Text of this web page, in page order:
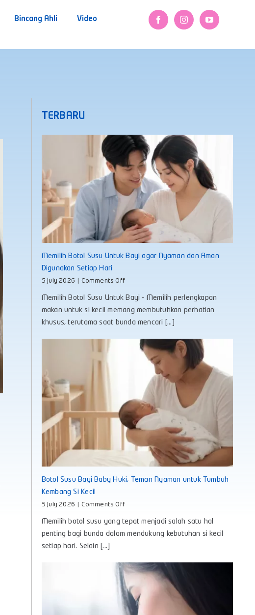
Bincang Ahli Video
TERBARU
Memilih Botol Susu Untuk Bayi agar Nyaman dan Aman
Digunakan Setiap Hari
5 July 2026 Comments Offon
Botol
Susu
Nyaman
Memilih Botol Susu Untuk Bayi - Memilih perlengkapan
makan untuk si kecil memang membutuhkan perhatian
khusus, terutama saat bunda mencari [...]
Botol Susu Bayi Baby Huki, Teman Nyaman untuk Tumbuh
Kembang Si Kecil
5 July 2026 Comments Offon
Susu
Bayi
Nyaman
untuk
Tumbuh
Kembang
Si
Memilih botol susu yang tepat menjadi salah satu hal
penting bagi bunda dalam mendukung kebutuhan si kecil
setiap hari. Selain [...]